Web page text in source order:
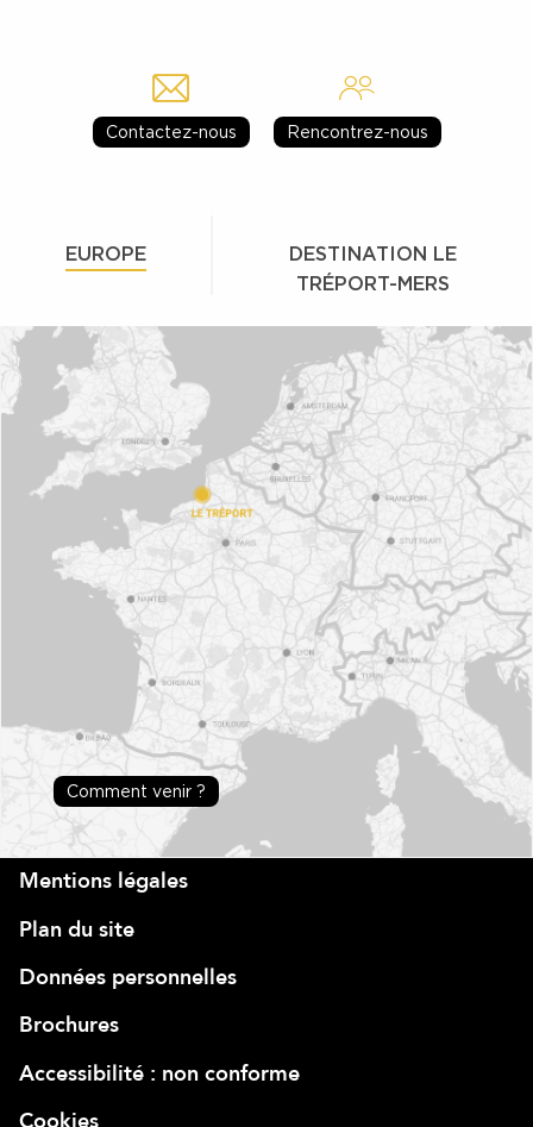
Contactez-nous Rencontrez-nous
EUROPE
DESTINATION LE
TRÉPORT-MERS
Comment venir ?
Mentions légales
Plan du site
Données personnelles
Brochures
Accessibilité : non conforme